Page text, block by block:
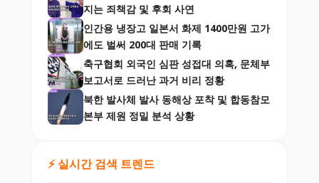
지는 죄책감 및 후회 사연
인간용 냉장고 일본서 화제 1400만원 고가
에도 벌써 200대 판매 기록
축구협회 외국인 심판 성접대 의혹, 문체부
보고서로 드러난 과거 비리 정황
북한 발사체 발사 동해상 포착 및 합동참모
본부 제원 정밀 분석 상황
⚡ 실시간 검색 트렌드